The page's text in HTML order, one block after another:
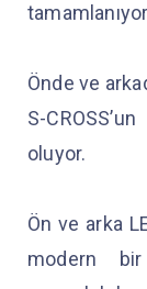
Önde ve
S-
oluyor.
Ön ve arka
modern bir